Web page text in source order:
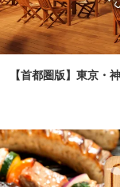
【首都圏版】東京・